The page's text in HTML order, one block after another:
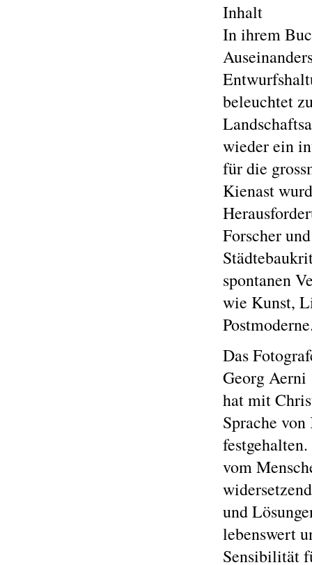
Inhalt
In ihrem
beleuchtet
wieder ein
für die
Kienast
Forscher
spontanen
wie Kunst,
Das
Georg Aerni
hat mit
Sprache
vom
und
lebenswert
Sensibilität